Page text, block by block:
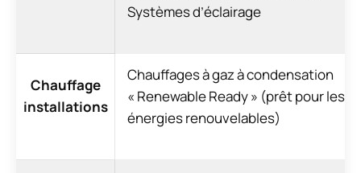
Systèmes d’éclairage
Chauffage
installations
Chauffages à gaz à condensation
« Renewable Ready » (prêt pour les
énergies renouvelables)